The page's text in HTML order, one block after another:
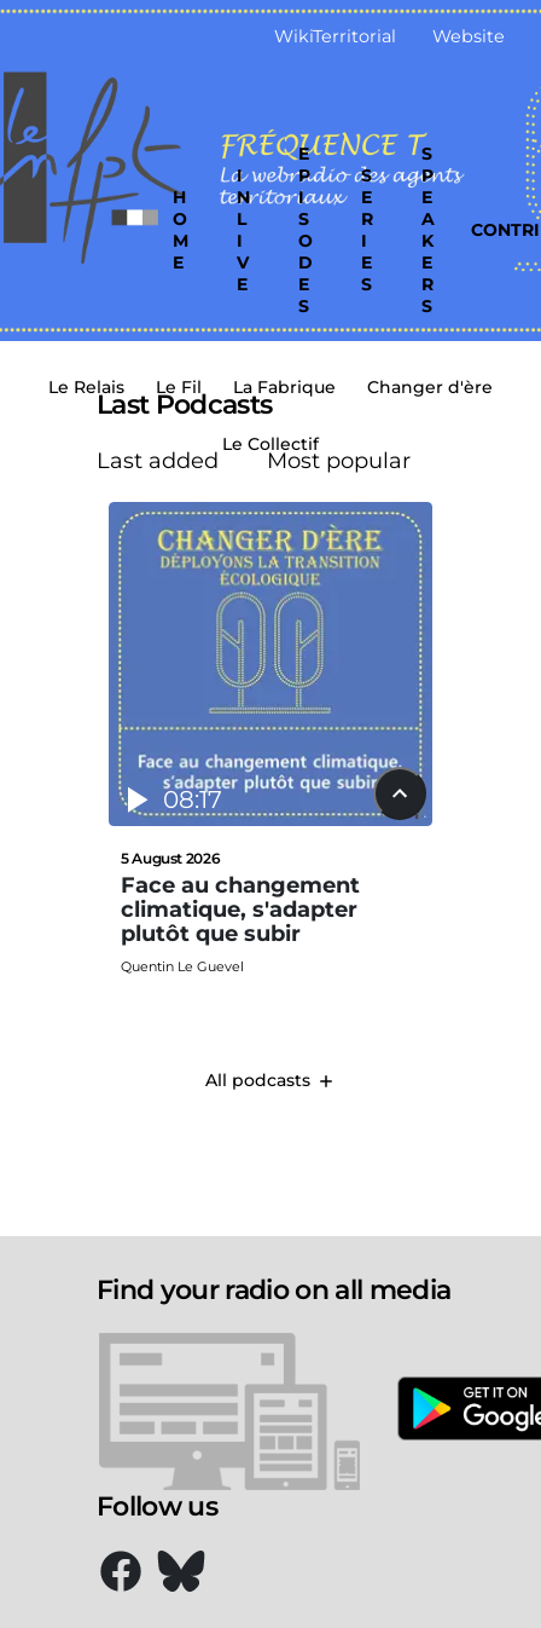
WikiTerritorial Website
H
O
M
E
I
N
L
I
V
E
E
P
I
S
O
D
E
S
S
E
R
I
E
S
S
P
E
A
K
E
R
S
Le Relais Le Fil La Fabrique Changer d'ère
Le Collectif
Last Podcasts
Last added Most popular
08:17
5 August 2026
Face au changement
climatique, s'adapter
plutôt que subir
Quentin Le Guevel
All podcasts
Find your radio on all media
Follow us